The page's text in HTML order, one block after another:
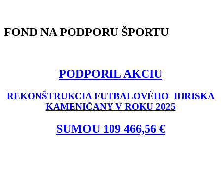
FOND NA PODPORU ŠPORTU
PODPORIL AKCIU
REKONŠTRUKCIA FUTBALOVÉHO IHRISKA
KAMENIČANY V ROKU 2025
SUMOU 109 466,56 €